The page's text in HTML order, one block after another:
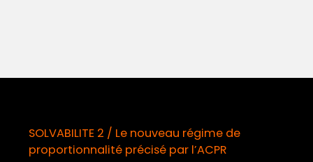
SOLVABILITE 2 / Le nouveau régime de
proportionnalité précisé par l’ACPR